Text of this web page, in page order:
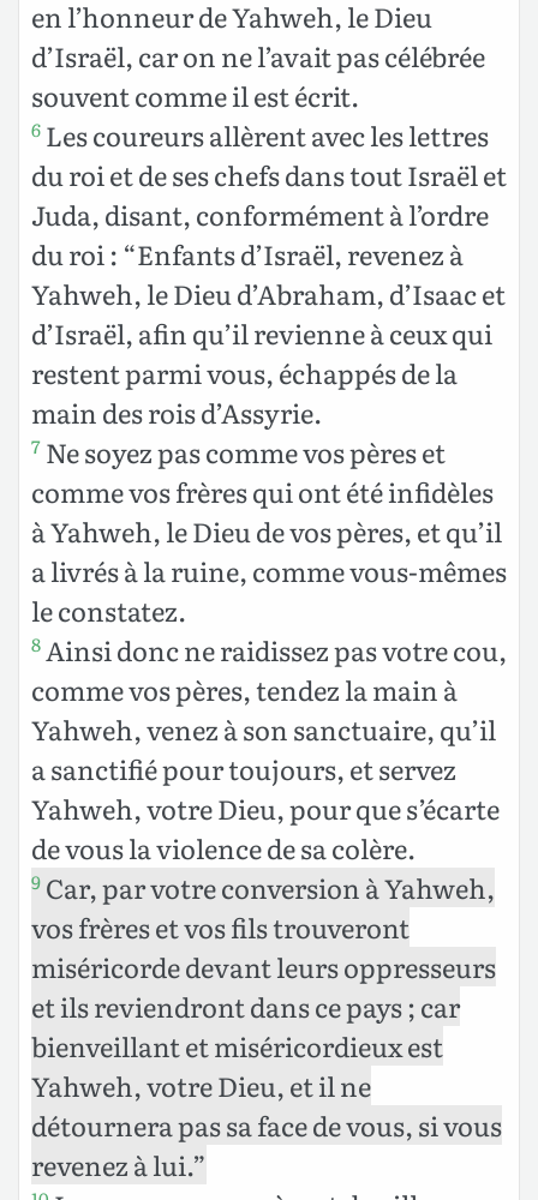
en l’honneur de Yahweh, le Dieu
d’Israël, car on ne l’avait pas célébrée
souvent comme il est écrit.
6 Les coureurs allèrent avec les lettres
du roi et de ses chefs dans tout Israël et
Juda, disant, conformément à l’ordre
du roi : “Enfants d’Israël, revenez à
Yahweh, le Dieu d’Abraham, d’Isaac et
d’Israël, afin qu’il revienne à ceux qui
restent parmi vous, échappés de la
main des rois d’Assyrie.
7 Ne soyez pas comme vos pères et
comme vos frères qui ont été infidèles
à Yahweh, le Dieu de vos pères, et qu’il
a livrés à la ruine, comme vous-mêmes
le constatez.
8Ainsi donc ne raidissez pas votre cou,
comme vos pères, tendez la main à
Yahweh, venez à son sanctuaire, qu’il
a sanctifié pour toujours, et servez
Yahweh, votre Dieu, pour que s’écarte
de vous la violence de sa colère.
9 Car, par votre conversion à Yahweh,
vos frères et vos fils trouveront
miséricorde devant leurs oppresseurs
et ils reviendront dans ce pays ; car
bienveillant et miséricordieux est
Yahweh, votre Dieu, et il ne
détournera pas sa face de vous, si vous
revenez à lui.”